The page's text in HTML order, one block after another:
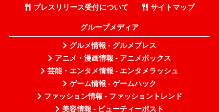
プレスリリース受付について
サイトマップ
グループメディア
グルメ情報 - グルメプレス
アニメ・漫画情報 - アニメボックス
芸能・エンタメ情報 - エンタメラッシュ
ゲーム情報 - ゲームハック
ファッション情報 - ファッショントレンド
美容情報 - ビューティーポスト